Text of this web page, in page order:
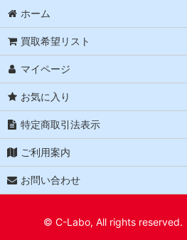
ホーム
買取希望リスト
マイページ
お気に入り
特定商取引法表示
ご利用案内
お問い合わせ
© C-Labo, All rights reserved.